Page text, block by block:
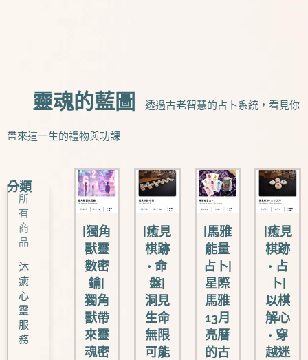
🗺️靈魂的藍圖 透過古老智慧的占卜系統，看見你
帶來這一生的禮物與功課
分類
所
有
商
品
沐
癒
心
靈
服
務
|獨角
獸靈
數密
鑰|
獨角
獸帶
來靈
魂密
|癒見
棋跡
• 命
盤|
洞見
生命
無限
可能
|馬雅
能量
占卜|
星際
馬雅
13月
亮曆
的古
|癒見
棋跡
• 占
卜|
以棋
解心
• 穿
越迷